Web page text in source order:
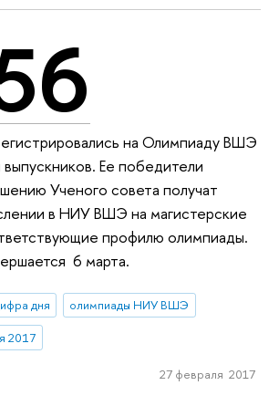
на Олимпиаду ВШЭ
Ее победители
Ученого совета получат
в НИУ ВШЭ на магистерские
профилю олимпиады.
6 марта.
дня
олимпиады НИУ ВШЭ
2017
27 февраля 2017